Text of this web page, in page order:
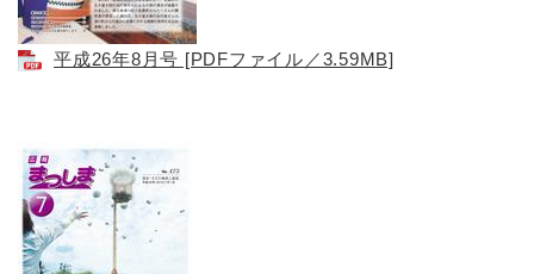
平成26年8月号 [PDFファイル／3.59MB]